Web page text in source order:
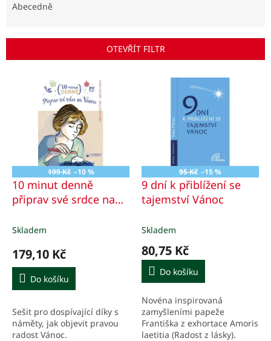
r
Abecedně
OTEVŘÍT FILTR
o
ů
199 Kč –10 %
10 minut denně
připrav své srdce na
Skladem
179,10 Kč
Do košíku
Sešit pro dospívající díky s
náměty, jak objevit pravou
radost Vánoc.
95 Kč –15 %
9 dní k přiblížení se
tajemství Vánoc
Skladem
80,75 Kč
Do košíku
Novéna inspirovaná
zamyšleními papeže
Františka z exhortace Amoris
laetitia (Radost z lásky).